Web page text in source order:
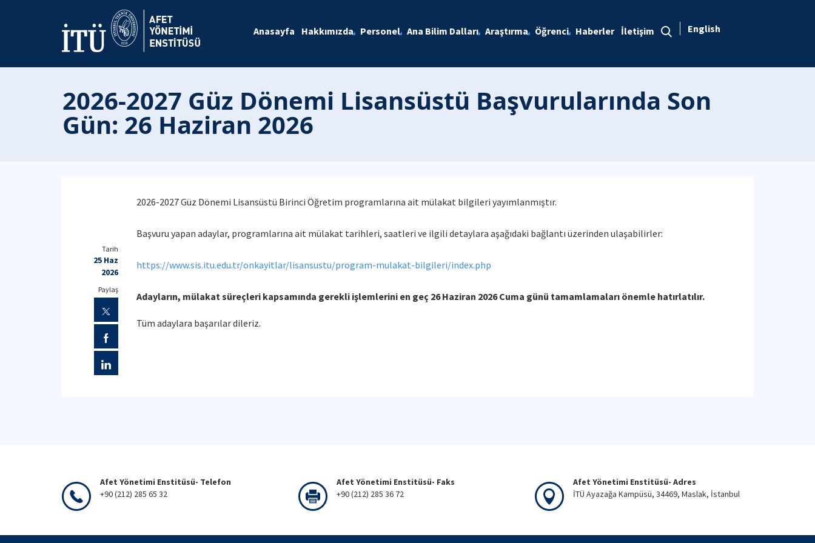
Anasayfa Hakkımızda Personel Ana Bilim Dalları Araştırma Öğrenci Haberler İletişim English
2026-2027 Güz Dönemi Lisansüstü Başvurularında Son
Gün: 26 Haziran 2026
2026-2027 Güz Dönemi Lisansüstü Birinci Öğretim programlarına ait mülakat bilgileri yayımlanmıştır.
Başvuru yapan adaylar, programlarına ait mülakat tarihleri, saatleri ve ilgili detaylara aşağıdaki bağlantı üzerinden ulaşabilirler:
https://www.sis.itu.edu.tr/onkayitlar/lisansustu/program-mulakat-bilgileri/index.php
Adayların, mülakat süreçleri kapsamında gerekli işlemlerini en geç 26 Haziran 2026 Cuma günü tamamlamaları önemle hatırlatılır.
Tüm adaylara başarılar dileriz.
Tarih
25 Haz
2026
Paylaş
Afet Yönetimi Enstitüsü- Telefon
+90 (212) 285 65 32
Afet Yönetimi Enstitüsü- Faks
+90 (212) 285 36 72
Afet Yönetimi Enstitüsü- Adres
İTÜ Ayazağa Kampüsü, 34469, Maslak, İstanbul